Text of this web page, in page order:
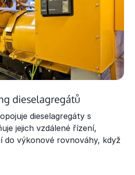
dieselagregátů
dieselagregáty s
jejich vzdálené řízení,
do výkonové rovnováhy, když